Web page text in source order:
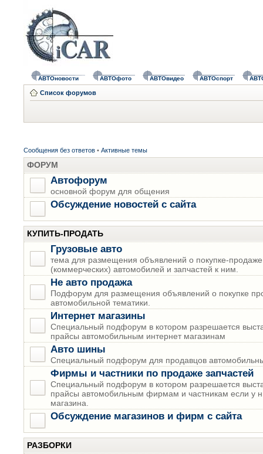
АВТОновости АВТОфото АВТОвидео АВТОспорт
Список форумов
Сообщения без ответов • Активные темы
ФОРУМ
Автофорум
основной форум для общения
Обсуждение новостей с сайта
КУПИТЬ-ПРОДАТЬ
Грузовые авто
тема для размещения объявлений о покупке-продаже
(коммерческих) автомобилей и запчастей к ним.
Не авто продажа
Подфорум для размещения объявлений о покупке
автомобильной тематики.
Интернет магазины
Специальный подфорум в котором разрешается
прайсы автомобильным интернет магазинам
Авто шины
Специальный подфорум для продавцов
Фирмы и частники по продаже запчастей
Специальный подфорум в котором разрешается
прайсы автомобильным фирмам и частникам если у
магазина.
Обсуждение магазинов и фирм с сайта
РАЗБОРКИ